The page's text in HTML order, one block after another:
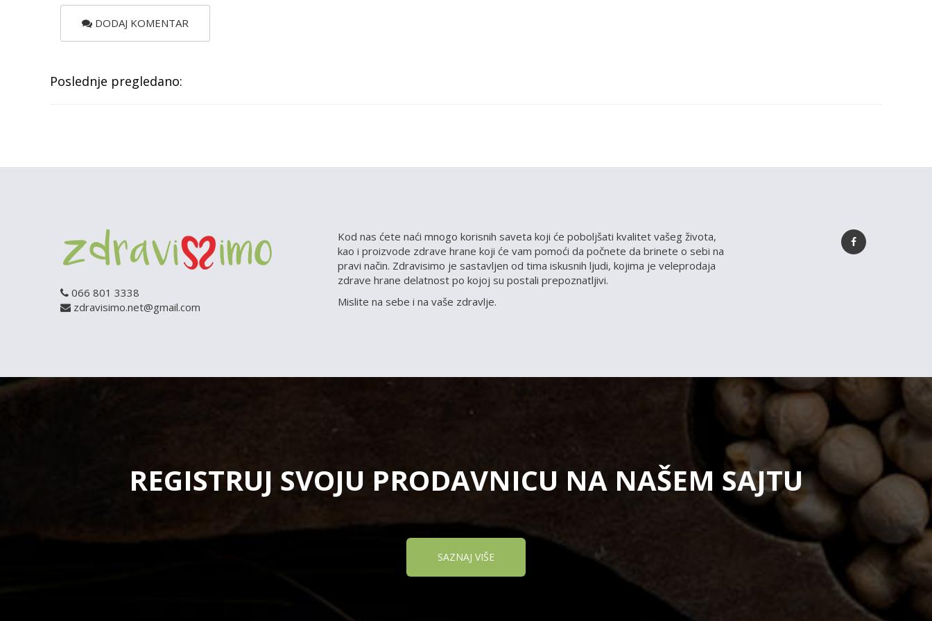
DODAJ KOMENTAR
Poslednje pregledano:
066 801 3338
zdravisimo.net@gmail.com
Kod nas ćete naći mnogo korisnih saveta koji će poboljšati kvalitet vašeg života,
kao i proizvode zdrave hrane koji će vam pomoći da počnete da brinete o sebi na
pravi način. Zdravisimo je sastavljen od tima iskusnih ljudi, kojima je veleprodaja
zdrave hrane delatnost po kojoj su postali prepoznatljivi.
Mislite na sebe i na vaše zdravlje.
REGISTRUJ SVOJU PRODAVNICU NA NAŠEM SAJTU
SAZNAJ VIŠE